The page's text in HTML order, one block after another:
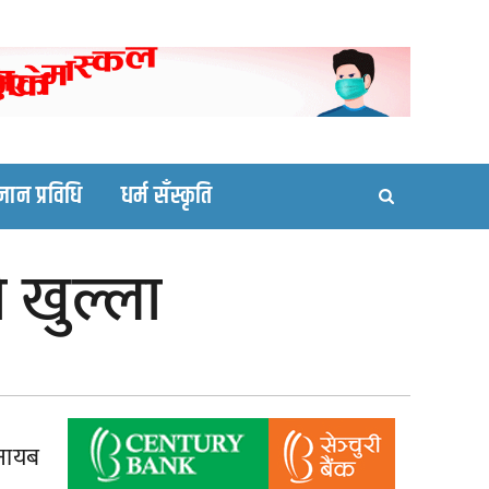
site
प्रविधि धर्म सँस्कृति
खुल्ला